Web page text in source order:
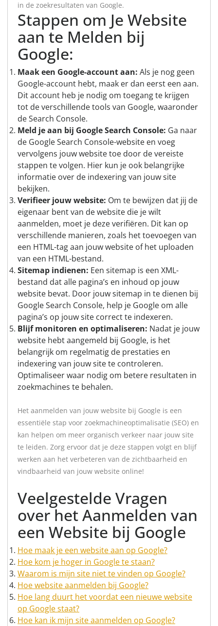
in de zoekresultaten van Google.
Stappen om Je Website
aan te Melden bij
Google:
Maak een Google-account aan: Als je nog geen
Google-account hebt, maak er dan eerst een aan.
Dit account heb je nodig om toegang te krijgen
tot de verschillende tools van Google, waaronder
de Search Console.
Meld je aan bij Google Search Console: Ga naar
de Google Search Console-website en voeg
vervolgens jouw website toe door de vereiste
stappen te volgen. Hier kun je ook belangrijke
informatie over de indexering van jouw site
bekijken.
Verifieer jouw website: Om te bewijzen dat jij de
eigenaar bent van de website die je wilt
aanmelden, moet je deze verifiëren. Dit kan op
verschillende manieren, zoals het toevoegen van
een HTML-tag aan jouw website of het uploaden
van een HTML-bestand.
Sitemap indienen: Een sitemap is een XML-
bestand dat alle pagina’s en inhoud op jouw
website bevat. Door jouw sitemap in te dienen bij
Google Search Console, help je Google om alle
pagina’s op jouw site correct te indexeren.
Blijf monitoren en optimaliseren: Nadat je jouw
website hebt aangemeld bij Google, is het
belangrijk om regelmatig de prestaties en
indexering van jouw site te controleren.
Optimaliseer waar nodig om betere resultaten in
zoekmachines te behalen.
Het aanmelden van jouw website bij Google is een
essentiële stap voor zoekmachineoptimalisatie (SEO) en
kan helpen om meer organisch verkeer naar jouw site
te leiden. Zorg ervoor dat je deze stappen volgt en blijf
werken aan het verbeteren van de zichtbaarheid en
vindbaarheid van jouw website online!
Veelgestelde Vragen
over het Aanmelden van
een Website bij Google
Hoe maak je een website aan op Google?
Hoe kom je hoger in Google te staan?
Waarom is mijn site niet te vinden op Google?
Hoe website aanmelden bij Google?
Hoe lang duurt het voordat een nieuwe website
op Google staat?
Hoe kan ik mijn site aanmelden op Google?